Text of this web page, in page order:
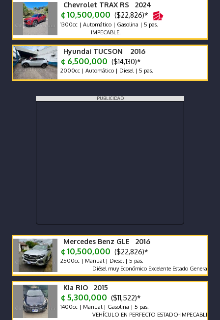
Chevrolet TRAX RS 2024
¢ 10,500,000 ($22,826)*
1300cc | Automático | Gasolina | 5 pas.
IMPECABLE.
Hyundai TUCSON 2016
¢ 6,500,000 ($14,130)*
2000cc | Automático | Diesel | 5 pas.
PUBLICIDAD
Mercedes Benz GLE 2016
¢ 10,500,000 ($22,826)*
2500cc | Manual | Diesel | 5 pas.
Diésel muy Económico Excelente Estado General tapicería
Kia RIO 2015
¢ 5,300,000 ($11,522)*
1400cc | Manual | Gasolina | 5 pas.
VEHÍCULO EN PERFECTO ESTADO-IMPECABLE-POCO